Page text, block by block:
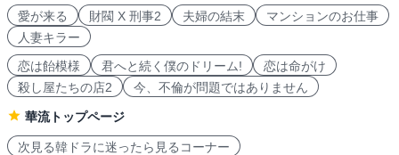
愛が来る 財閥 X 刑事2 夫婦の結末
マンションのお仕事
人妻キラー
恋は飴模様
君へと続く僕のドリーム!
恋は命がけ
殺し屋たちの店2
今、不倫が問題ではありません
華流トップページ
次見る韓ドラに迷ったら見るコーナー